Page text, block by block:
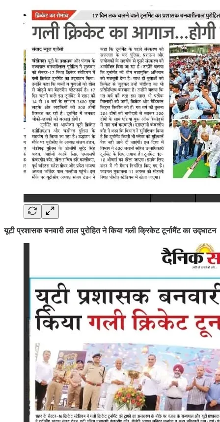
यूटी प्रशासक बनवारी लाल पुरोहित ने किया गली क्रिकेट टूर्नामैंट का उद्घाटन